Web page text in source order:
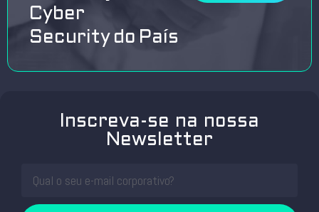
Cyber
Security do País
Inscreva-se na nossa
Newsletter